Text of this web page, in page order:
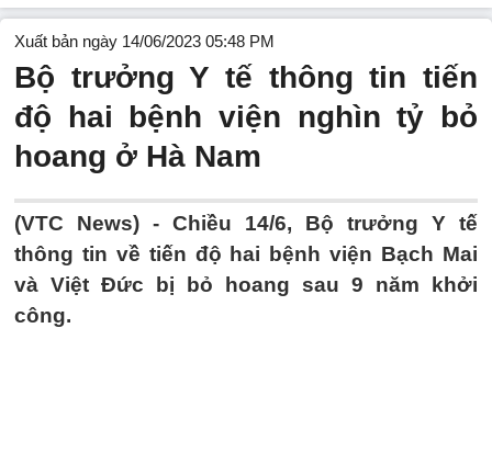
Xuất bản ngày 14/06/2023 05:48 PM
Bộ trưởng Y tế thông tin tiến
độ hai bệnh viện nghìn tỷ bỏ
hoang ở Hà Nam
(VTC News) - Chiều 14/6, Bộ trưởng Y tế
thông tin về tiến độ hai bệnh viện Bạch Mai
và Việt Đức bị bỏ hoang sau 9 năm khởi
công.